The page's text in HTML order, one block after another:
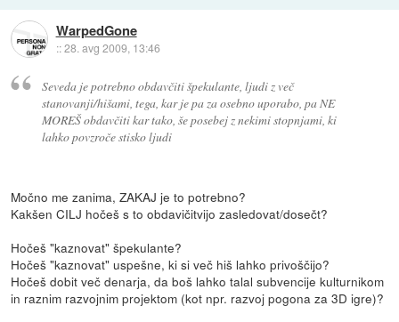
WarpedGone
::28. avg 2009, 13:46
Seveda je potrebno obdavčiti špekulante, ljudi z več
stanovanji/hišami, tega, kar je pa za osebno uporabo, pa NE
MOREŠ obdavčiti kar tako, še posebej z nekimi stopnjami, ki
lahko povzroče stisko ljudi
Močno me zanima, ZAKAJ je to potrebno?
Kakšen CILJ hočeš s to obdavičitvijo zasledovat/dosečt?
Hočeš "kaznovat" špekulante?
Hočeš "kaznovat" uspešne, ki si več hiš lahko privoščijo?
Hočeš dobit več denarja, da boš lahko talal subvencije kulturnikom
in raznim razvojnim projektom (kot npr. razvoj pogona za 3D igre)?